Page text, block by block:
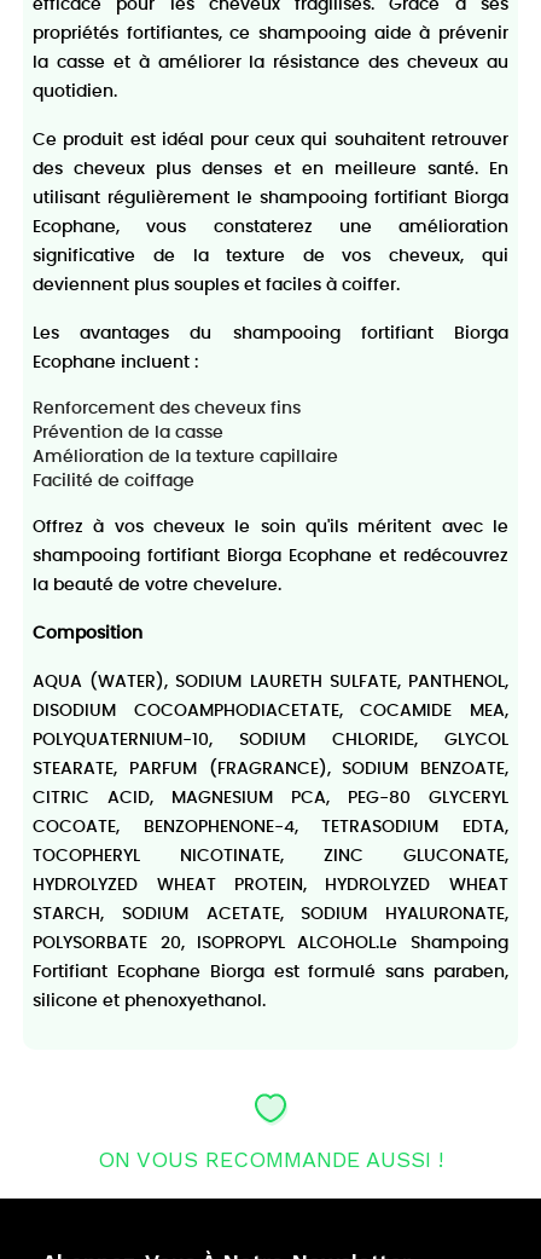
efficace pour les cheveux fragilisés. Grâce à ses
propriétés fortifiantes, ce shampooing aide à prévenir
la casse et à améliorer la résistance des cheveux au
quotidien.
Ce produit est idéal pour ceux qui souhaitent retrouver
des cheveux plus denses et en meilleure santé. En
utilisant régulièrement le shampooing fortifiant Biorga
Ecophane, vous constaterez une amélioration
significative de la texture de vos cheveux, qui
deviennent plus souples et faciles à coiffer.
Les avantages du shampooing fortifiant Biorga
Ecophane incluent :
Renforcement des cheveux fins
Prévention de la casse
Amélioration de la texture capillaire
Facilité de coiffage
Offrez à vos cheveux le soin qu'ils méritent avec le
shampooing fortifiant Biorga Ecophane et redécouvrez
la beauté de votre chevelure.
Composition
AQUA (WATER), SODIUM LAURETH SULFATE, PANTHENOL,
DISODIUM COCOAMPHODIACETATE, COCAMIDE MEA,
POLYQUATERNIUM-10, SODIUM CHLORIDE, GLYCOL
STEARATE, PARFUM (FRAGRANCE), SODIUM BENZOATE,
CITRIC ACID, MAGNESIUM PCA, PEG-80 GLYCERYL
COCOATE, BENZOPHENONE-4, TETRASODIUM EDTA,
TOCOPHERYL NICOTINATE, ZINC GLUCONATE,
HYDROLYZED WHEAT PROTEIN, HYDROLYZED WHEAT
STARCH, SODIUM ACETATE, SODIUM HYALURONATE,
POLYSORBATE 20, ISOPROPYL ALCOHOL.Le Shampoing
Fortifiant Ecophane Biorga est formulé sans paraben,
silicone et phenoxyethanol.
ON VOUS RECOMMANDE AUSSI !